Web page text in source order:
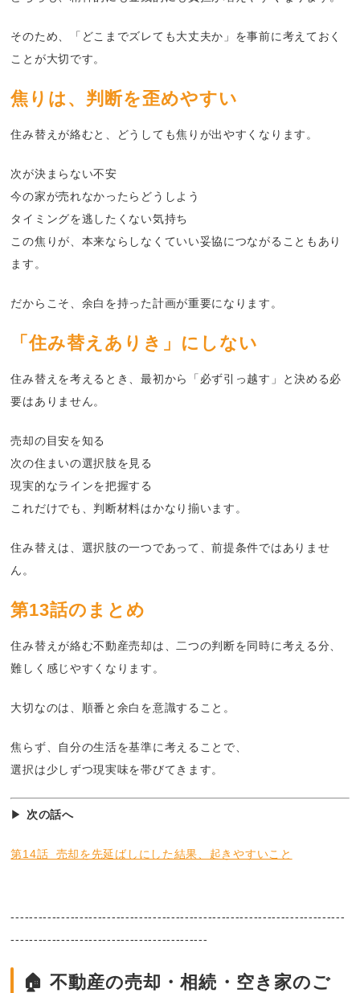
そのため、「どこまでズレても大丈夫か」を事前に考えておく
ことが大切です。
焦りは、判断を歪めやすい
住み替えが絡むと、どうしても焦りが出やすくなります。
次が決まらない不安
今の家が売れなかったらどうしよう
タイミングを逃したくない気持ち
この焦りが、本来ならしなくていい妥協につながることもあり
ます。
だからこそ、余白を持った計画が重要になります。
「住み替えありき」にしない
住み替えを考えるとき、最初から「必ず引っ越す」と決める必
要はありません。
売却の目安を知る
次の住まいの選択肢を見る
現実的なラインを把握する
これだけでも、判断材料はかなり揃います。
住み替えは、選択肢の一つであって、前提条件ではありませ
ん。
第13話のまとめ
住み替えが絡む不動産売却は、二つの判断を同時に考える分、
難しく感じやすくなります。
大切なのは、順番と余白を意識すること。
焦らず、自分の生活を基準に考えることで、
選択は少しずつ現実味を帯びてきます。
▶︎ 次の話へ
第14話 売却を先延ばしにした結果、起きやすいこと
-------------------------------------------------------------------------
-------------------------------------------
🏠 不動産の売却・相続・空き家のご